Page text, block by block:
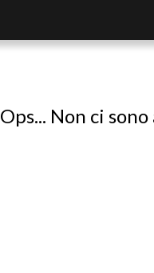
Ops... Non ci